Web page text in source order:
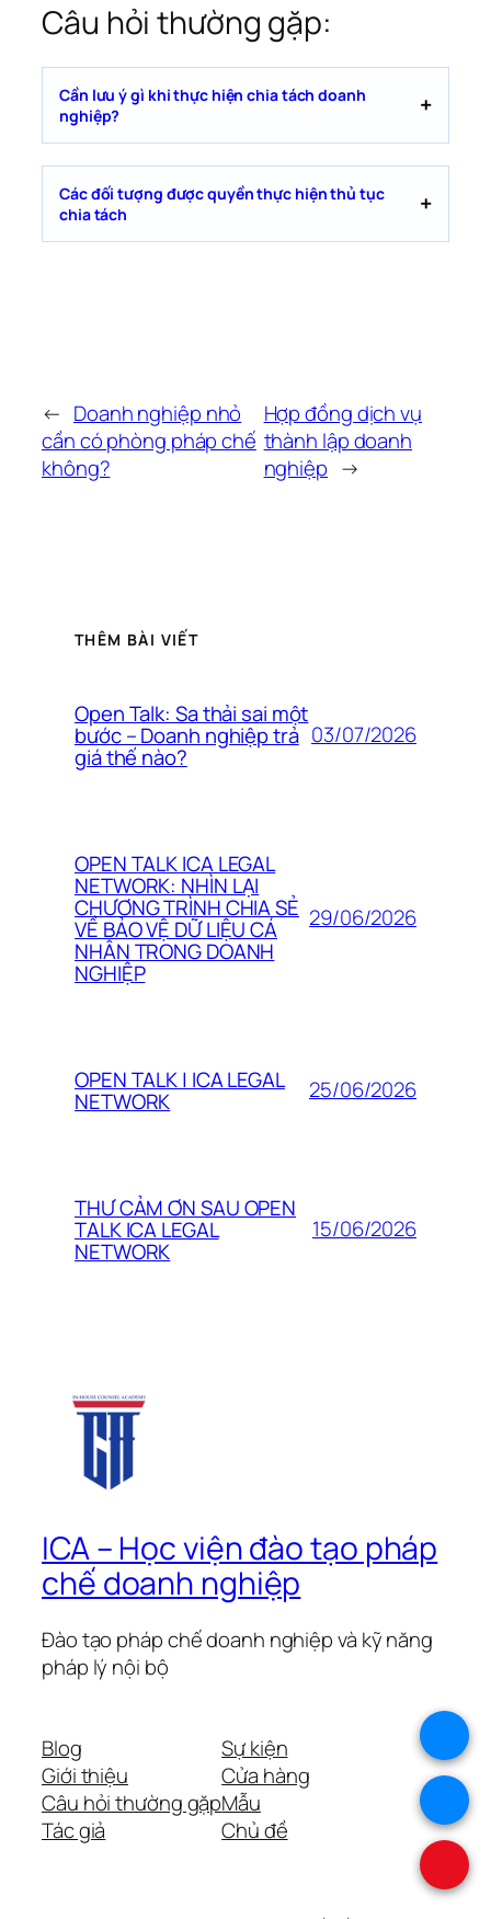
Câu hỏi thường gặp:
Cần lưu ý gì khi thực hiện chia tách doanh
nghiệp?
Các đối tượng được quyền thực hiện thủ tục
chia tách
← Doanh nghiệp nhỏ
cần có phòng pháp chế
không?
Hợp đồng dịch vụ
thành lập doanh
nghiệp →
THÊM BÀI VIẾT
Open Talk: Sa thải sai một
bước – Doanh nghiệp trả
giá thế nào?
03/07/2026
OPEN TALK ICA LEGAL
NETWORK: NHÌN LẠI
CHƯƠNG TRÌNH CHIA SẺ
VỀ BẢO VỆ DỮ LIỆU CÁ
NHÂN TRONG DOANH
NGHIỆP
29/06/2026
OPEN TALK | ICA LEGAL
NETWORK 25/06/2026
THƯ CẢM ƠN SAU OPEN
TALK ICA LEGAL
NETWORK
15/06/2026
ICA – Học viện đào tạo pháp
chế doanh nghiệp
Đào tạo pháp chế doanh nghiệp và kỹ năng
pháp lý nội bộ
Blog
Giới thiệu
Câu hỏi thường gặp
Tác giả
Sự kiện
Cửa hàng
Mẫu
Chủ đề